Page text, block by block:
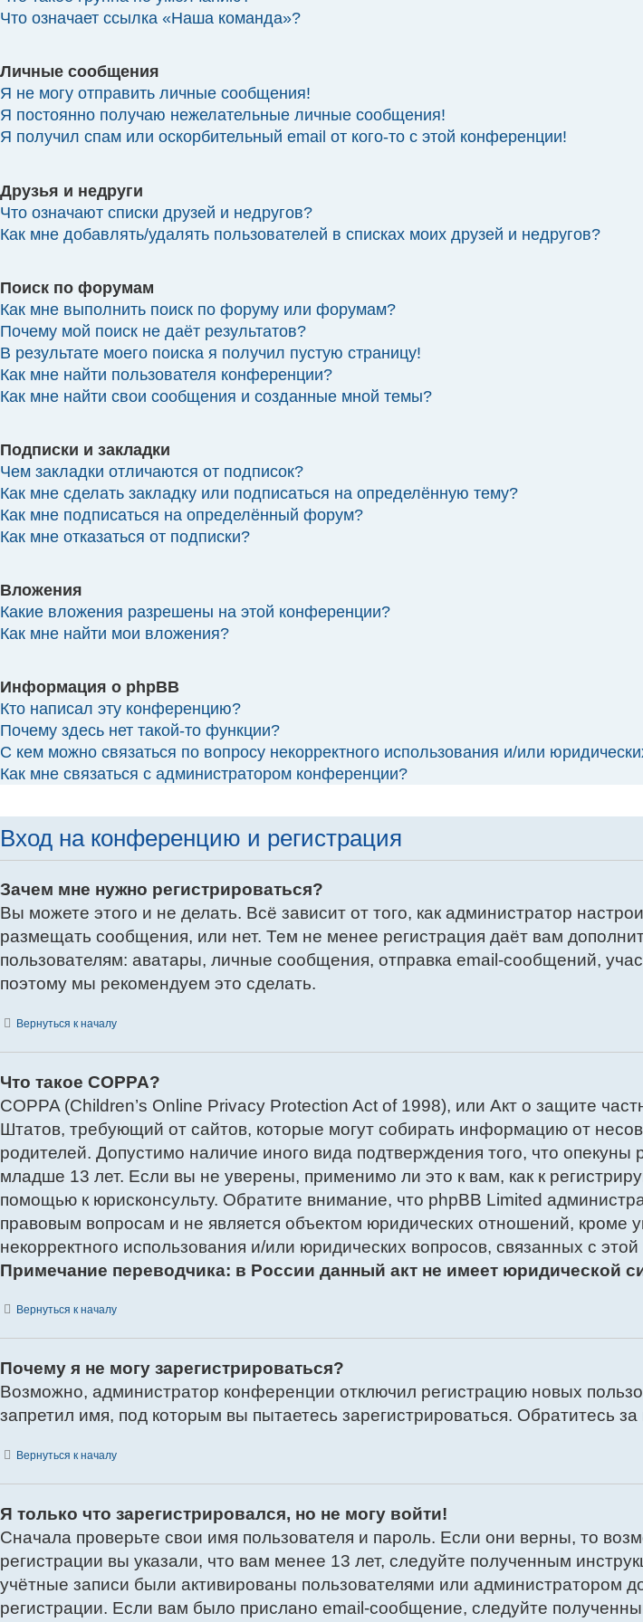
Что означает ссылка «Наша команда»?
Личные сообщения
Я не могу отправить личные сообщения!
Я постоянно получаю нежелательные личные сообщения!
Я получил спам или оскорбительный email от кого-то с этой конференции!
Друзья и недруги
Что означают списки друзей и недругов?
Как мне добавлять/удалять пользователей в списках моих друзей и недругов?
Поиск по форумам
Как мне выполнить поиск по форуму или форумам?
Почему мой поиск не даёт результатов?
В результате моего поиска я получил пустую страницу!
Как мне найти пользователя конференции?
Как мне найти свои сообщения и созданные мной темы?
Подписки и закладки
Чем закладки отличаются от подписок?
Как мне сделать закладку или подписаться на определённую тему?
Как мне подписаться на определённый форум?
Как мне отказаться от подписки?
Вложения
Какие вложения разрешены на этой конференции?
Как мне найти мои вложения?
Информация о phpBB
Кто написал эту конференцию?
Почему здесь нет такой-то функции?
С кем можно связаться по вопросу некорректного использования и/или
Как мне связаться с администратором конференции?
Вход на конференцию и регистрация
Зачем мне нужно регистрироваться?
Вы можете этого и не делать. Всё зависит от того, как администратор
размещать сообщения, или нет. Тем не менее регистрация даёт вам
пользователям: аватары, личные сообщения, отправка email-сообщений,
поэтому мы рекомендуем это сделать.
Вернуться к началу
Что такое COPPA?
COPPA (Children’s Online Privacy Protection Act of 1998), или Акт о защите
Штатов, требующий от сайтов, которые могут собирать информацию от
родителей. Допустимо наличие иного вида подтверждения того, что
младше 13 лет. Если вы не уверены, применимо ли это к вам, как к
помощью к юрисконсульту. Обратите внимание, что phpBB Limited
правовым вопросам и не является объектом юридических отношений, кроме
некорректного использования и/или юридических вопросов, связанных с
Примечание переводчика: в России данный акт не имеет юридической
Вернуться к началу
Почему я не могу зарегистрироваться?
Возможно, администратор конференции отключил регистрацию новых
запретил имя, под которым вы пытаетесь зарегистрироваться. Обратитесь
Вернуться к началу
Я только что зарегистрировался, но не могу войти!
Сначала проверьте свои имя пользователя и пароль. Если они верны, то
регистрации вы указали, что вам менее 13 лет, следуйте полученным
учётные записи были активированы пользователями или администратором
регистрации. Если вам было прислано email-сообщение, следуйте